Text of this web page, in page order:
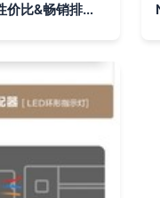
【实时榜单】磁吸明装轨道插座性价比&畅销排行榜